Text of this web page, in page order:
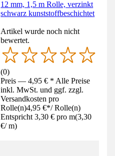
12 mm, 1,5 m Rolle, verzinkt
schwarz kunststoffbeschichtet
Artikel wurde noch nicht
bewertet.
(0)
Preis — 4,95 € * Alle Preise
inkl. MwSt. und ggf. zzgl.
Versandkosten pro
Rolle(n)4,95 €*/ Rolle(n)
Entspricht 3,30 € pro m(3,30
€/ m)